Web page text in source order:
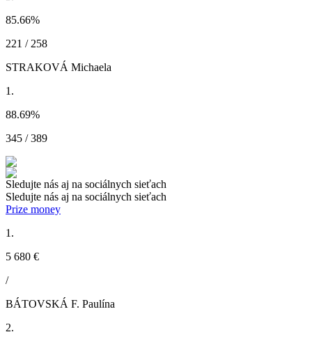
85.66%
221 / 258
STRAKOVÁ Michaela
1.
88.69%
345 / 389
Sledujte nás aj na sociálnych sieťach
Sledujte nás aj na sociálnych sieťach
Prize money
1.
5 680 €
/
BÁTOVSKÁ F. Paulína
2.